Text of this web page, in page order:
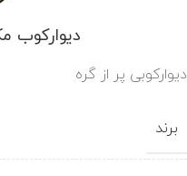
دیوارکوب
دیوارکوبی پر از گره
برند